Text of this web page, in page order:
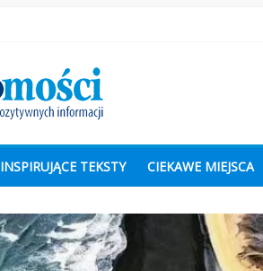
INSPIRUJĄCE TEKSTY CIEKAWE MIEJSCA